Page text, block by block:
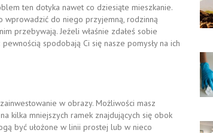
ten dotyka nawet co dziesiąte mieszkanie.
wprowadzić do niego przyjemną, rodzinną
przebywają. Jeżeli właśnie zdałeś sobie
spodobają Ci się nasze pomysły na ich
w obrazy. Możliwości masz
kilka mniejszych ramek znajdujących się obok
być ułożone w linii prostej lub w nieco